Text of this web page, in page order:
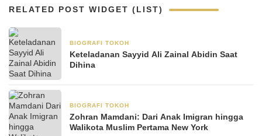
RELATED POST WIDGET (LIST)
BIOGRAFI TOKOH
Keteladanan Sayyid Ali Zainal Abidin Saat
Dihina
BIOGRAFI TOKOH
Zohran Mamdani: Dari Anak Imigran hingga
Walikota Muslim Pertama New York